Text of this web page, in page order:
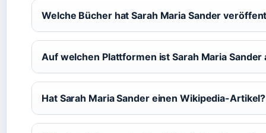
Welche Bücher hat Sarah Maria Sander
Auf welchen Plattformen ist Sarah Maria Sander
Hat Sarah Maria Sander einen Wikipedia-Artikel?